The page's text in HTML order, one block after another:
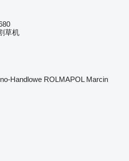
草机
Handlowe ROLMAPOL Marcin